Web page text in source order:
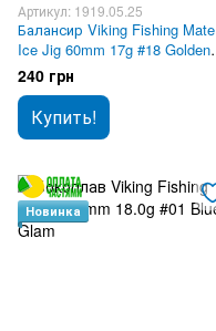
Артикул: 1919.05.25
Балансир Viking Fishing Mate
Ice Jig 60mm 17g #18 Golden
Green
240 грн
Купить!
Новинка